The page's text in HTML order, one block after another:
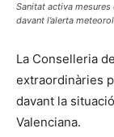
Sanitat activa
davant l’alerta
La Conselleria
extraordinàries
davant la
Valenciana.